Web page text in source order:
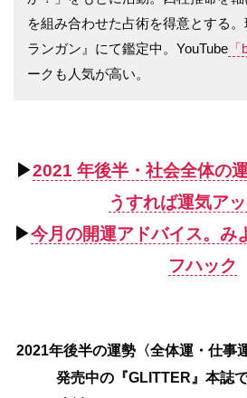
を組み合わせた占術を得意とする
ランガン』にて鑑定中。YouTube
ークも人気が高い。
▶︎2021 年後半・社会全体の
うすれば運気ア
▶︎今月の開運アドバイス。み
フハック
2021年後半の運勢〈全体運・仕事
発売中の『GLITTER』本誌